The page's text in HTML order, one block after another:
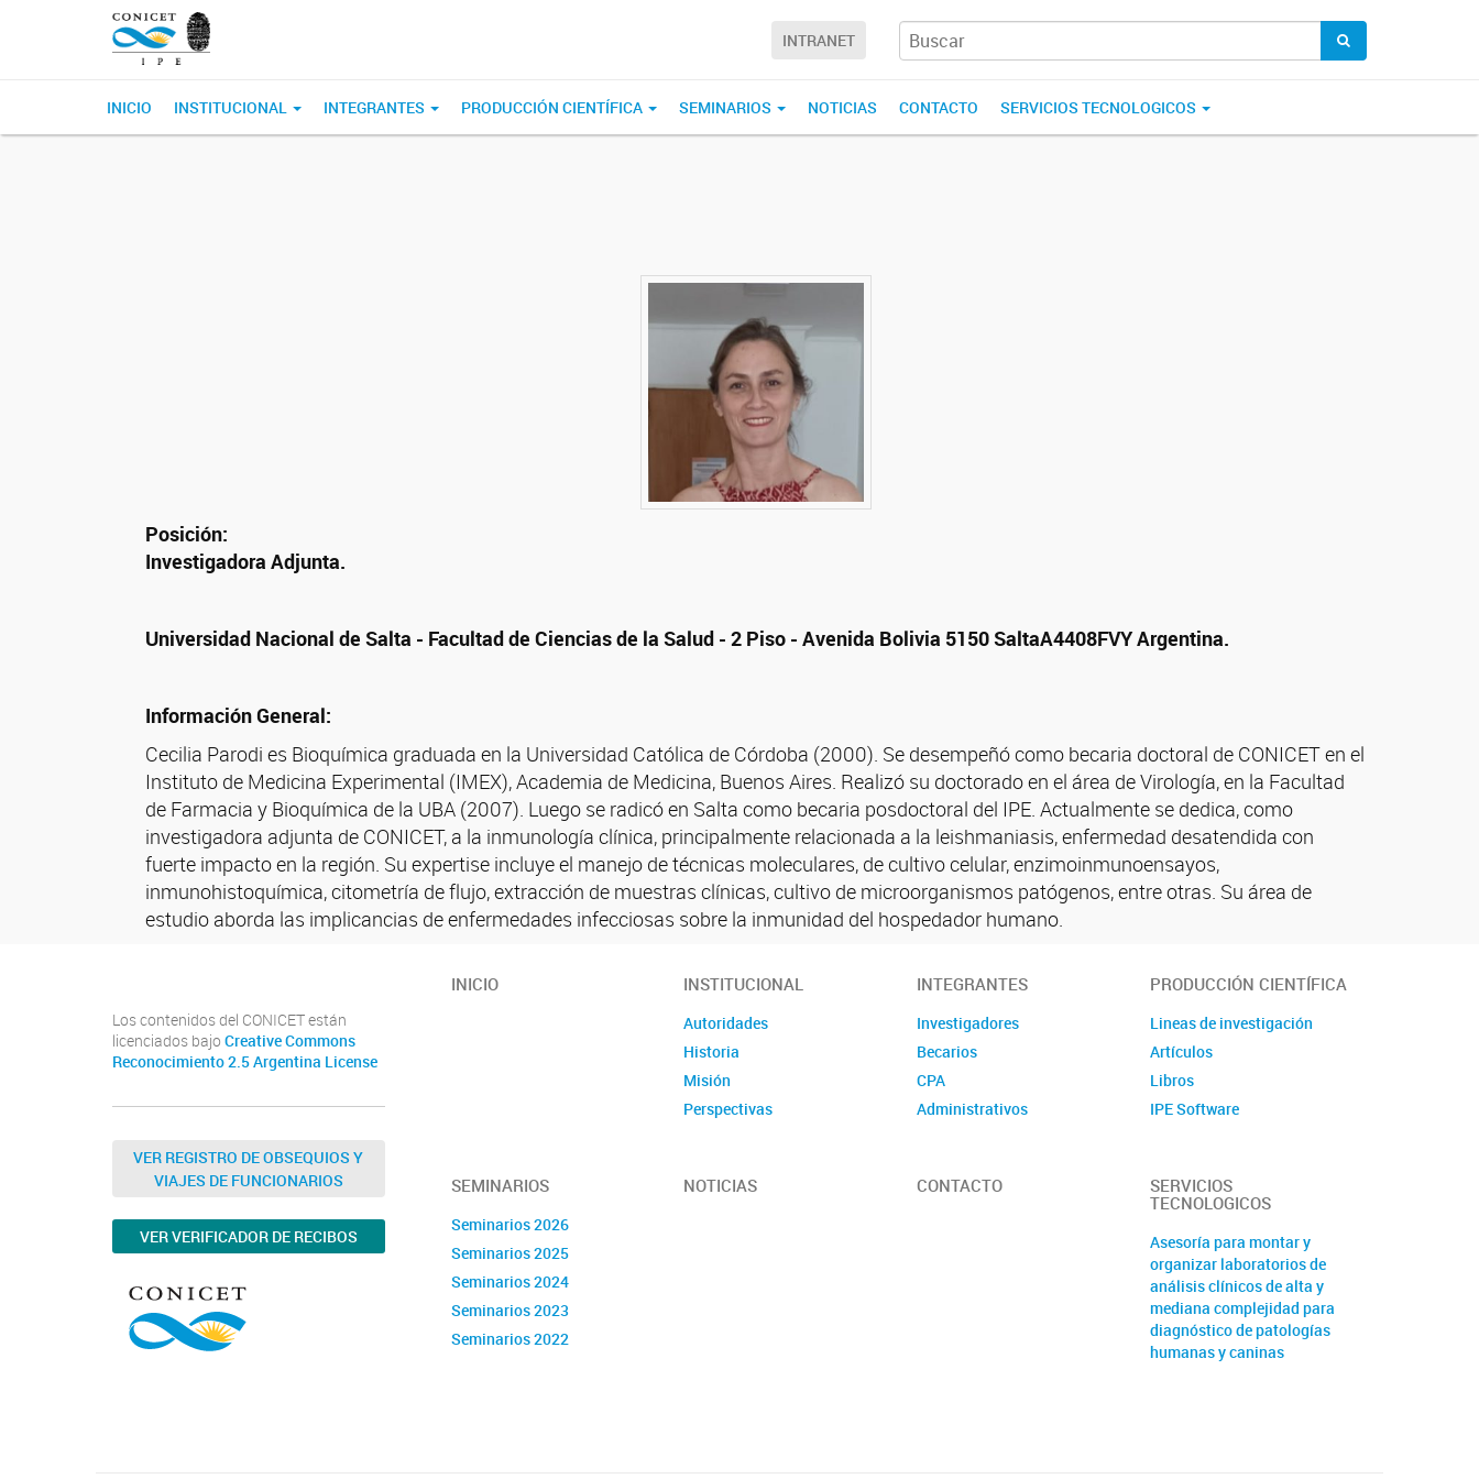
INTRANET
INICIO INSTITUCIONAL INTEGRANTES PRODUCCIÓN CIENTÍFICA SEMINARIOS NOTICIAS CONTACTO SERVICIOS TECNOLOGICOS
Posición:
Investigadora Adjunta.
Universidad Nacional de Salta - Facultad de Ciencias de la Salud - 2 Piso - Avenida Bolivia 5150SaltaA4408FVYArgentina.
Información General:
Cecilia Parodi es Bioquímica graduada en la Universidad Católica de Córdoba (2000). Se desempeñó como becaria doctoral de CONICET en el
Instituto de Medicina Experimental (IMEX), Academia de Medicina, Buenos Aires. Realizó su doctorado en el área de Virología, en la Facultad
de Farmacia y Bioquímica de la UBA (2007). Luego se radicó en Salta como becaria posdoctoral del IPE. Actualmente se dedica, como
investigadora adjunta de CONICET, a la inmunología clínica, principalmente relacionada a la leishmaniasis, enfermedad desatendida con
fuerte impacto en la región. Su expertise incluye el manejo de técnicas moleculares, de cultivo celular, enzimoinmunoensayos,
inmunohistoquímica, citometría de flujo, extracción de muestras clínicas, cultivo de microorganismos patógenos, entre otras. Su área de
estudio aborda las implicancias de enfermedades infecciosas sobre la inmunidad del hospedador humano.
Los contenidos del CONICET están
licenciados bajo Creative Commons
Reconocimiento 2.5 Argentina License
VER REGISTRO DE OBSEQUIOS Y
VIAJES DE FUNCIONARIOS
VER VERIFICADOR DE RECIBOS
INICIO INSTITUCIONAL
Autoridades
Historia
Misión
Perspectivas
INTEGRANTES
Investigadores
Becarios
CPA
Administrativos
PRODUCCIÓN CIENTÍFICA
Lineas de investigación
Artículos
Libros
IPE Software
SEMINARIOS
Seminarios 2026
Seminarios 2025
Seminarios 2024
Seminarios 2023
Seminarios 2022
NOTICIAS CONTACTO
SERVICIOS
TECNOLOGICOS
Asesoría para montar y
organizar laboratorios de
análisis clínicos de alta y
mediana complejidad para
diagnóstico de patologías
humanas y caninas